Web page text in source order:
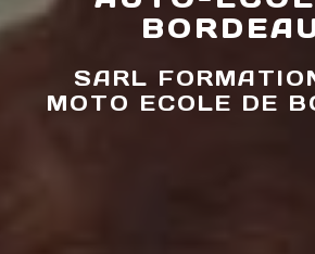
SARL
MOTO ECOLE DE